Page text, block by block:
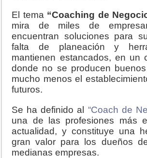
El tema “Coaching de
mira de miles de
encuentran soluciones para
falta de planeación y
mantienen estancados, en un
donde no se producen
mucho menos el
futuros.
Se ha definido al “Coach de
una de las profesiones más
actualidad, y constituye una
gran valor para los dueños
medianas empresas.